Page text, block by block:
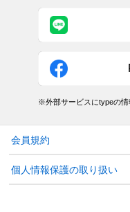
※外部サービスにtypeの情
会員規約
個人情報保護の取り扱い